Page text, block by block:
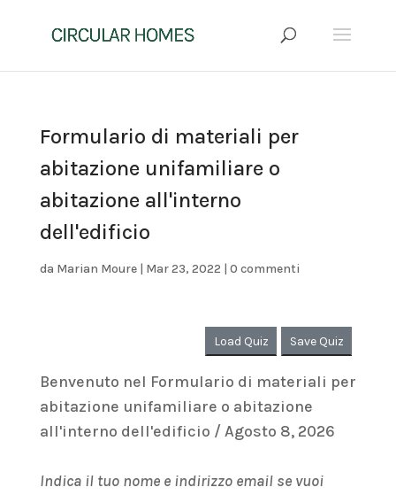
Formulario di materiali per
abitazione unifamiliare o
abitazione all'interno
dell'edificio
da Marian Moure| Mar 23, 2022 | 0 commenti
Load Quiz Save Quiz
Benvenuto nel Formulario di materiali per
abitazione unifamiliare o abitazione
all'interno dell'edificio / Agosto 8, 2026
Indica il tuo nome e indirizzo email se vuoi